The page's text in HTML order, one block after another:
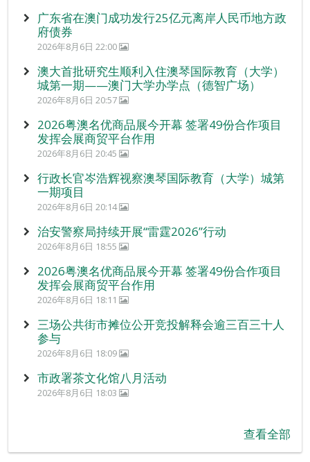
广东省在澳门成功发行25亿元离岸人民币地方政
府债券
2026年8月6日 22:00
澳大首批研究生顺利入住澳琴国际教育（大学）
城第一期——澳门大学办学点（德智广场）
2026年8月6日 20:57
2026粤澳名优商品展今开幕 签署49份合作项目
发挥会展商贸平台作用
2026年8月6日 20:45
行政长官岑浩辉视察澳琴国际教育（大学）城第
一期项目
2026年8月6日 20:14
治安警察局持续开展“雷霆2026”行动
2026年8月6日 18:55
2026粤澳名优商品展今开幕 签署49份合作项目
发挥会展商贸平台作用
2026年8月6日 18:11
三场公共街市摊位公开竞投解释会逾三百三十人
参与
2026年8月6日 18:09
市政署茶文化馆八月活动
2026年8月6日 18:03
查看全部